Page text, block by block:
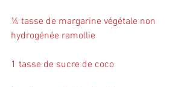
¼ tasse de margarine végétale non
hydrogénée ramollie
1 tasse de sucre de coco